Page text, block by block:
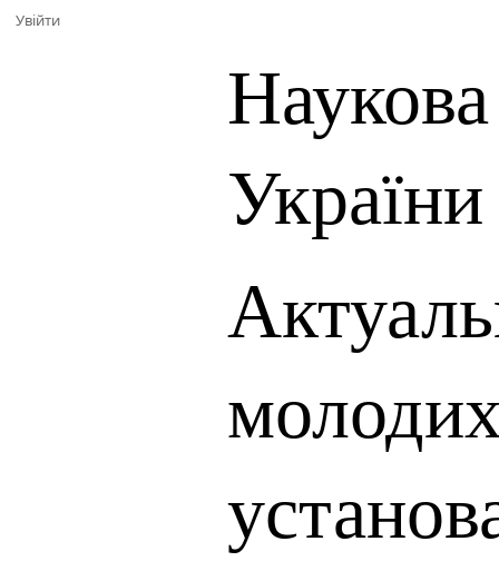
Увійти
України